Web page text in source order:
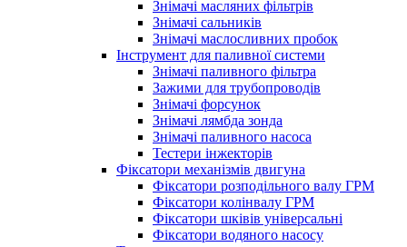
Знімачі масляних фільтрів
Знімачі сальників
Знімачі маслосливних пробок
Інструмент для паливної системи
Знімачі паливного фільтра
Зажими для трубопроводів
Знімачі форсунок
Знімачі лямбда зонда
Знімачі паливного насоса
Тестери інжекторів
Фіксатори механізмів двигуна
Фіксатори розподільного валу ГРМ
Фіксатори колінвалу ГРМ
Фіксатори шківів універсальні
Фіксатори водяного насосу